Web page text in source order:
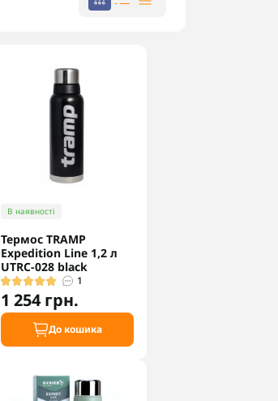
В наявності
Термос TRAMP
Expedition Line 1,2 л
UTRC-028 black
1
1 254 грн.
До кошика